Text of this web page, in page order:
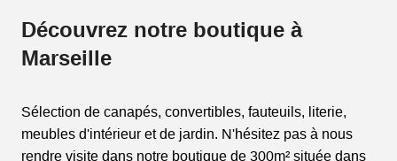
Découvrez notre boutique à
Marseille
Sélection de canapés, convertibles, fauteuils, literie,
meubles d'intérieur et de jardin. N'hésitez pas à nous
rendre visite dans notre boutique de 300m² située dans